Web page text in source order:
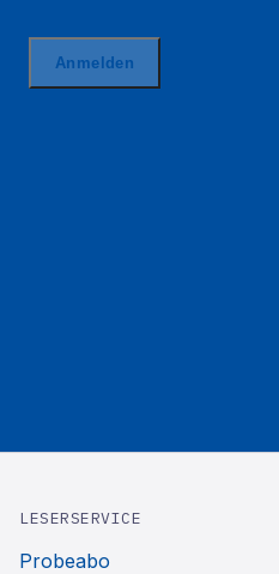
LESERSERVICE
Probeabo